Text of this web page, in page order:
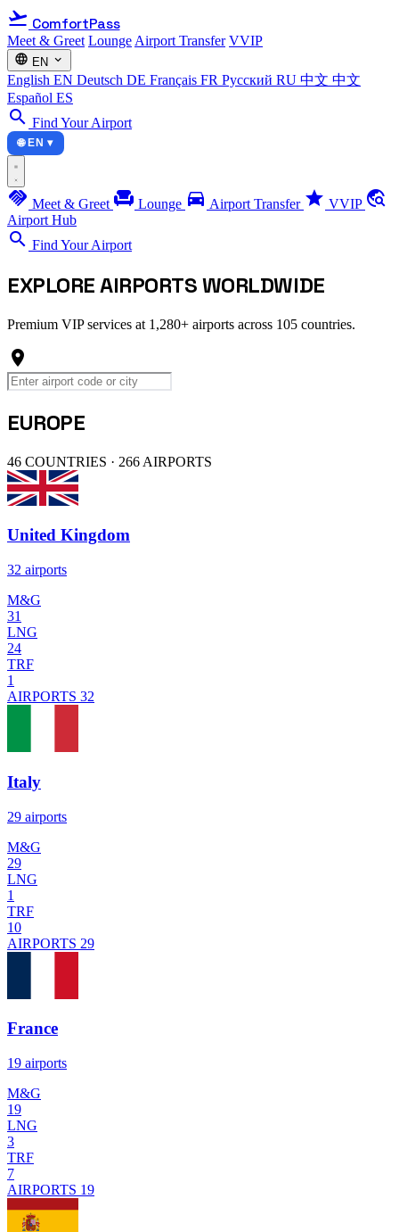
flight_takeoff ComfortPass
Meet & Greet Lounge Airport Transfer VVIP
language EN expand_more
English EN Deutsch DE Français FR Русский RU 中文 中文
Español ES
search Find Your Airport
🌐 EN ▾
handshake Meet & Greet chair Lounge directions_car Airport Transfer star VVIP travel_explore
Airport Hub
search Find Your Airport
EXPLOREAIRPORTSWORLDWIDE
Premium VIP services at 1,280+ airports across 105 countries.
location_on
EUROPE
46 COUNTRIES · 266 AIRPORTS
United Kingdom
32 airports
M&G
31
LNG
24
TRF
1
AIRPORTS 32
Italy
29 airports
M&G
29
LNG
1
TRF
10
AIRPORTS 29
France
19 airports
M&G
19
LNG
3
TRF
7
AIRPORTS 19